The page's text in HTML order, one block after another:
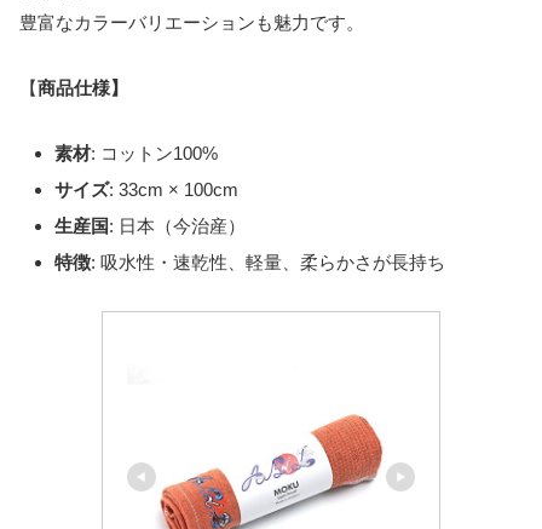
豊富なカラーバリエーションも魅力です。
【商品仕様】
素材: コットン100%
サイズ: 33cm × 100cm
生産国: 日本（今治産）
特徴: 吸水性・速乾性、軽量、柔らかさが長持ち